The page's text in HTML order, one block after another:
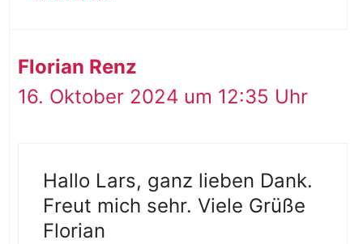
Florian Renz
16. Oktober 2024 um 12:35 Uhr
Hallo Lars, ganz lieben Dank.
Freut mich sehr. Viele Grüße
Florian